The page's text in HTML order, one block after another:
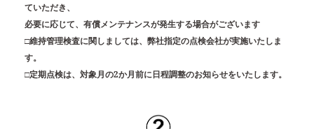
ていただき、
必要に応じて、有償メンテナンスが発生する場合がございます
□維持管理検査に関しましては、弊社指定の点検会社が実施いたしま
す。
□定期点検は、対象月の2か月前に日程調整のお知らせをいたします。